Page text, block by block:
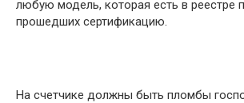
любую модель, которая есть в реестре
прошедших сертификацию.
На счетчике должны быть пломбы